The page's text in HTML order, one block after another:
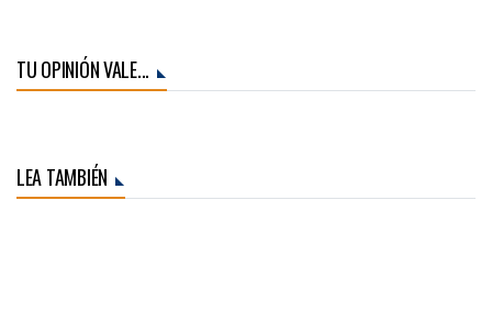
TU OPINIÓN VALE...
LEA TAMBIÉN